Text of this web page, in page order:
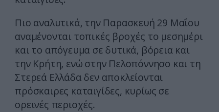
Πιο αναλυτικά, την Παρασκευή 29 Μαΐου
αναμένονται τοπικές βροχές το μεσημέρι
και το απόγευμα σε δυτικά, βόρεια και
την Κρήτη, ενώ στην Πελοπόννησο και τη
Στερεά Ελλάδα δεν αποκλείονται
πρόσκαιρες καταιγίδες, κυρίως σε
ορεινές περιοχές.